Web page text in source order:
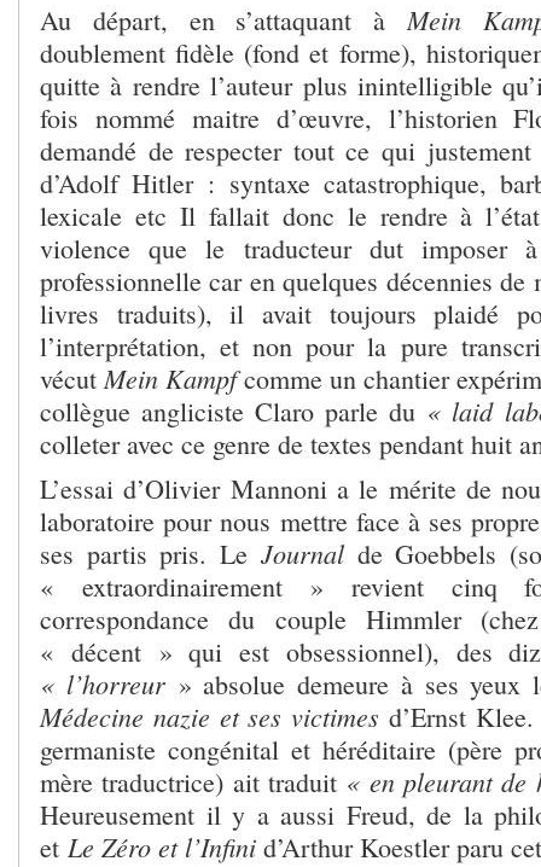
Au départ, en s’attaquant àMein
doublement fidèle (fond et forme),
quitte à rendre l’auteur plus inintelligible
fois nommé maitre d’œuvre, l’historien
demandé de respecter tout ce qui
d’Adolf Hitler : syntaxe catastrophique,
lexicale etc Il fallait donc le rendre à
violence que le traducteur dut imposer
professionnelle car en quelques décennies
livres traduits), il avait toujours plaidé
l’interprétation, et non pour la pure
vécutMein Kampfcomme un chantier
collègue angliciste Claro parle du « laid
colleter avec ce genre de textes pendant huit
L’essai d’Olivier Mannoni a le mérite de
laboratoire pour nous mettre face à ses
ses partis pris. Le Journalde Goebbels
« extraordinairement » revient cinq
correspondance du couple Himmler
« décent » qui est obsessionnel), des
« l’horreur» absolue demeure à ses yeux
Médecine nazie et ses victimes d’Ernst
germaniste congénital et héréditaire (père
mère traductrice) ait traduit « en pleurant de
Heureusement il y a aussi Freud, de la
et Le Zéro et l’Infini d’Arthur Koestler paru